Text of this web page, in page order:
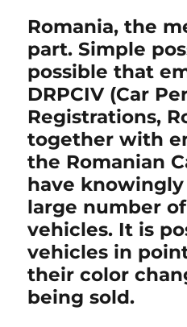
Romania, the
part. Simple
possible that
DRPCIV (Car
Registrations,
together with
the Romanian
have
large number
vehicles. It is
vehicles in
their color
being sold.